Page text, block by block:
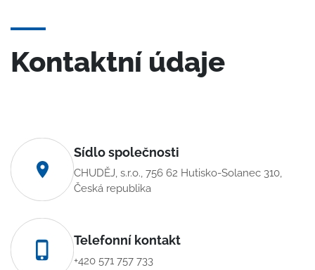
Kontaktní údaje
Sídlo společnosti
CHUDĚJ, s.r.o., 756 62 Hutisko-Solanec 310,
Česká republika
Telefonní kontakt
+420 571 757 733